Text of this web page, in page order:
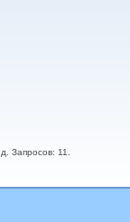
Запросов: 11.